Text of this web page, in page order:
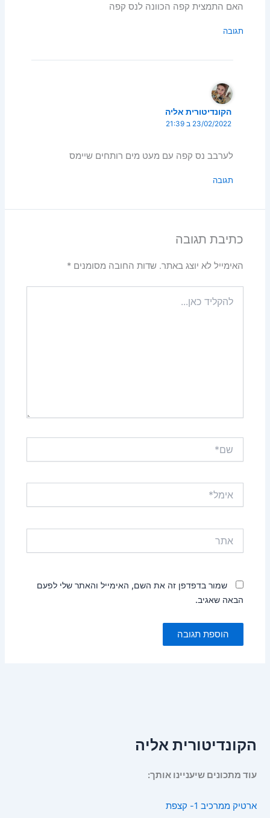
האם התמצית קפה הכוונה לנס קפה
תגובה
הקונדיטורית אליה
23/02/2022 ב 21:39
לערבב נס קפה עם מעט מים רותחים שיימס
תגובה
כתיבת תגובה
האימייל לא יוצג באתר. שדות החובה מסומנים*
כאן...
שמור בדפדפן זה את השם, האימייל והאתר שלי לפעם
הבאה שאגיב.
הקונדיטורית אליה
עוד מתכונים שיעניינו אותך:
ארטיק ממרכיב 1- קצפת